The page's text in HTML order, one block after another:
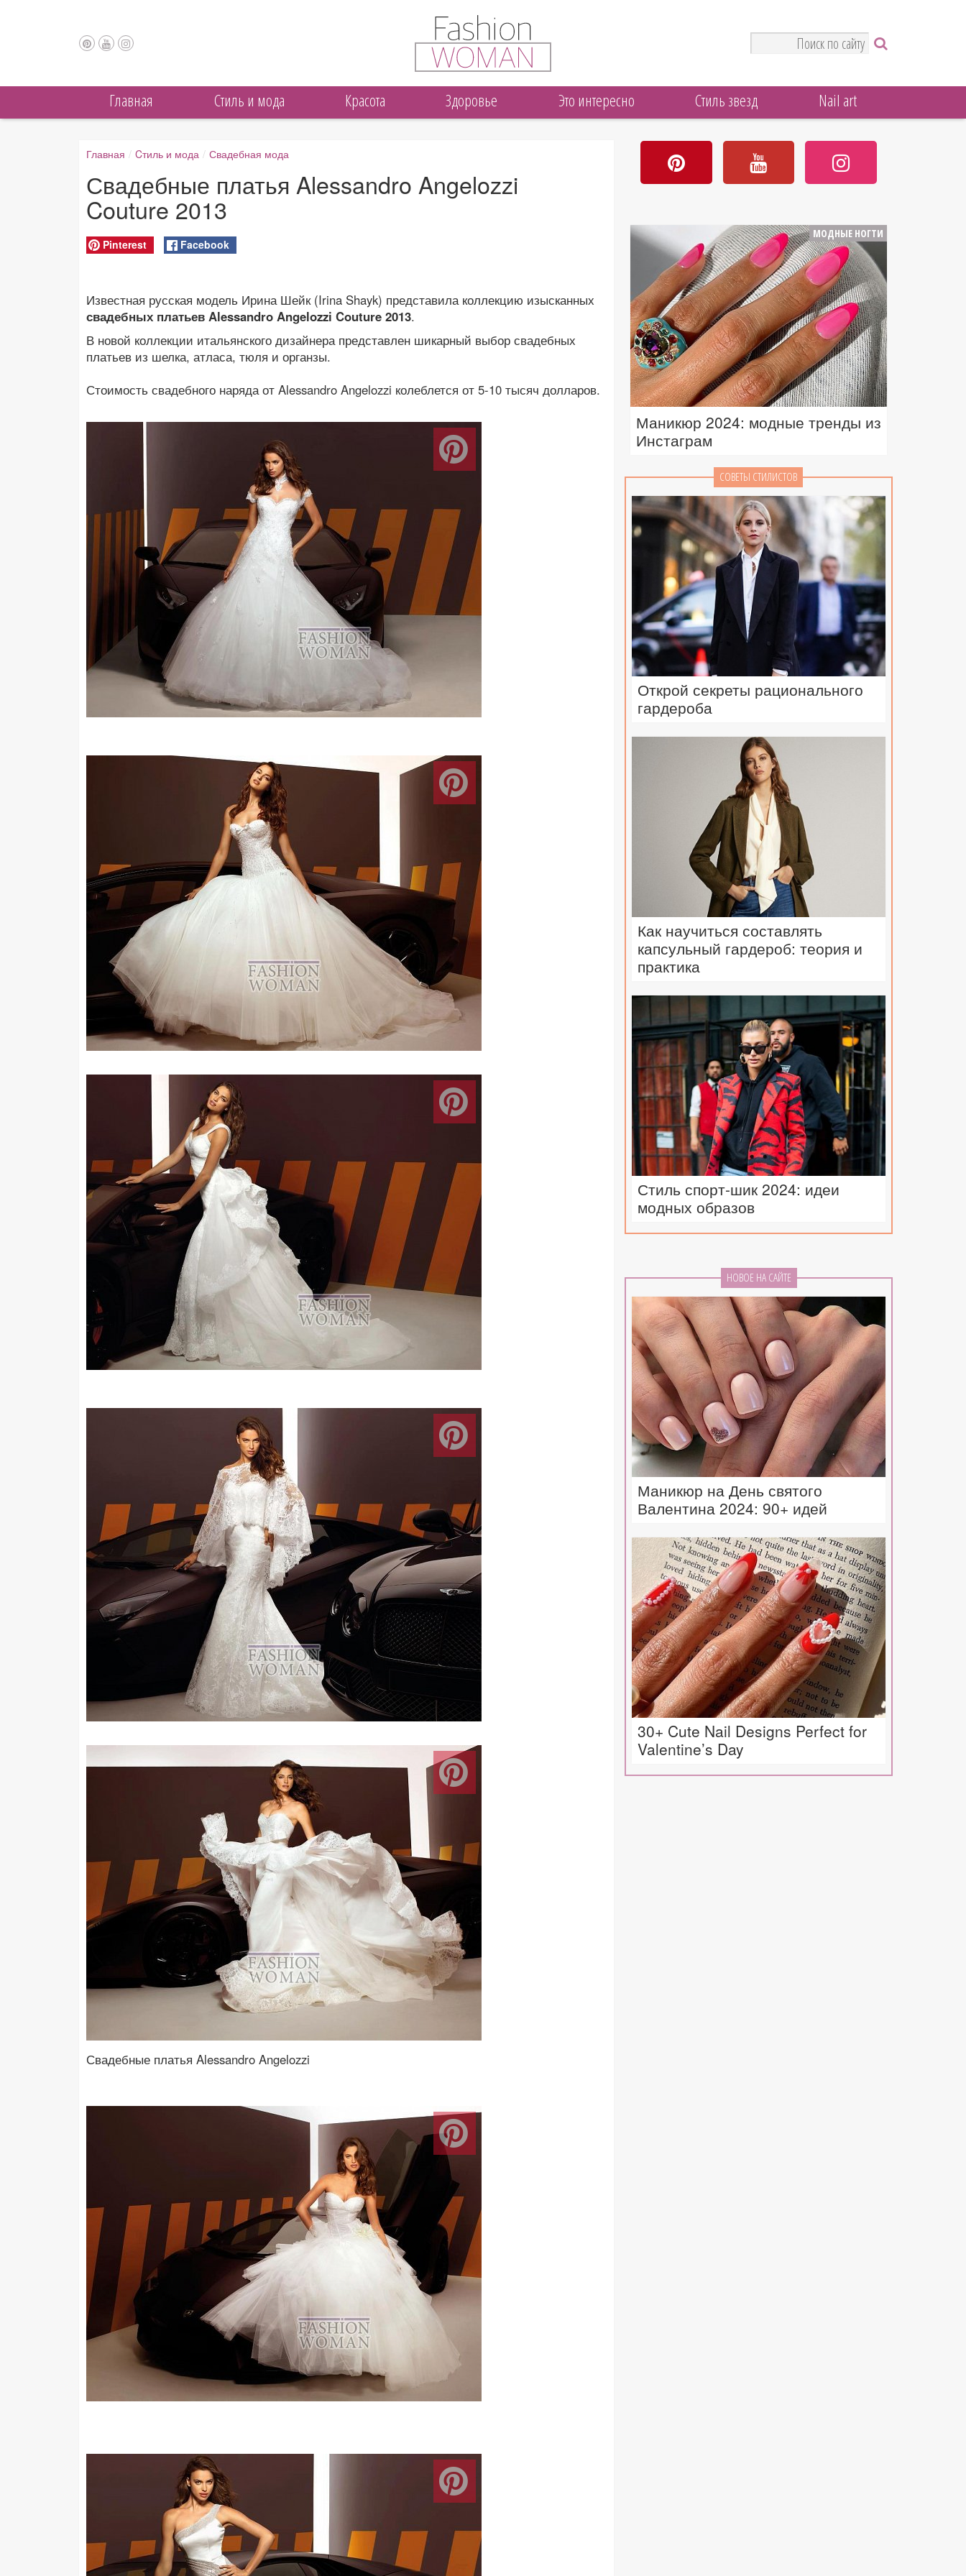
Главная Cтиль и мода Красота Здоровье Это интересно Стиль звезд Nail art
Главная / Cтиль и мода / Свадебная мода
Свадебные платья Alessandro Angelozzi
Couture 2013
Pinterest Facebook
Известная русская модель Ирина Шейк (Irina Shayk) представила коллекцию изысканных
свадебных платьев Alessandro Angelozzi Couture 2013.
В новой коллекции итальянского дизайнера представлен шикарный выбор свадебных
платьев из шелка, атласа, тюля и органзы.
Стоимость свадебного наряда от Alessandro Angelozzi колеблется от 5-10 тысяч долларов.
Свадебные платья Alessandro Angelozzi
МОДНЫЕ НОГТИ
Маникюр 2024: модные тренды из
Инстаграм
СОВЕТЫ СТИЛИСТОВ
Открой секреты рационального
гардероба
Как научиться составлять
капсульный гардероб: теория и
практика
Стиль спорт-шик 2024: идеи
модных образов
НОВОЕ НА САЙТЕ
Маникюр на День святого
Валентина 2024: 90+ идей
30+ Cute Nail Designs Perfect for
Valentine’s Day